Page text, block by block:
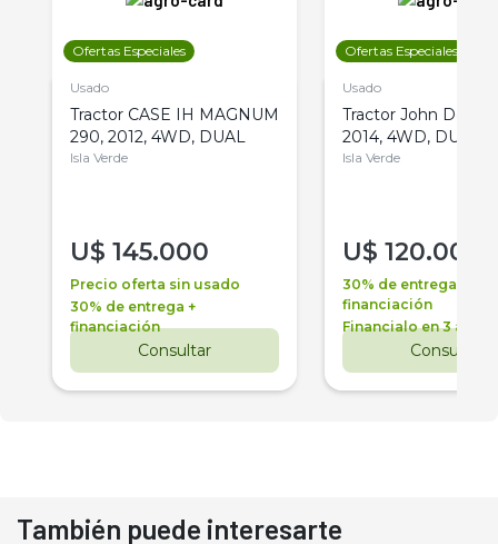
Ofertas Especiales
Usado
Tractor CASE IH MAGNUM
290, 2012, 4WD, DUAL
Isla Verde
U$ 145.000
Precio oferta sin usado
30% de entrega +
financiación
Consultar
Ofertas Especiales
Usado
Tractor John Deere
2014, 4WD, DUAL
Isla Verde
U$ 120.000
30% de entrega +
financiación
Financialo en 3 años
Consultar
También puede interesarte